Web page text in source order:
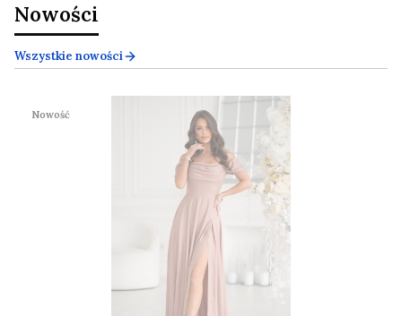
Nowości
Wszystkie nowości
Nowość